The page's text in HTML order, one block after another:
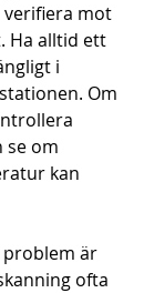
verifiera mot
Ha alltid ett
i
Om
se om
kan
är
ofta